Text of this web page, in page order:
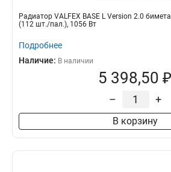
Радиатор VALFEX BASE L Version 2.0
(112 шт./пал.), 1056 Вт
Подробнее
Наличие: В наличии
5 398,50 ₽
– +
В корзину